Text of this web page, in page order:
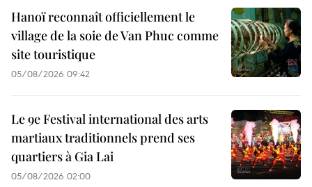
Hanoï reconnaît officiellement le
village de la soie de Van Phuc comme
site touristique
05/08/2026 09:42
Le 9e Festival international des arts
martiaux traditionnels prend ses
quartiers à Gia Lai
05/08/2026 02:00